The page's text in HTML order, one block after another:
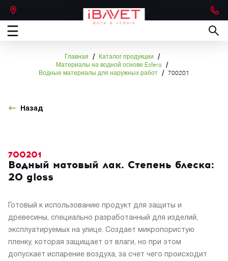
Главная / Каталог продукции /
Материалы на водной основе Esfera /
Водные материалы для наружных работ / 700201
Назад
700201
Водный матовый лак. Степень блеска:
20 gloss
Готовый к использованию продукт для защиты и
древесины, специально разработанный для изделий,
эксплуатируемых на улице. Создает микропористую
пленку, которая защищает от влаги, но при этом
допускает испарение воздуха, за счет чего происходит